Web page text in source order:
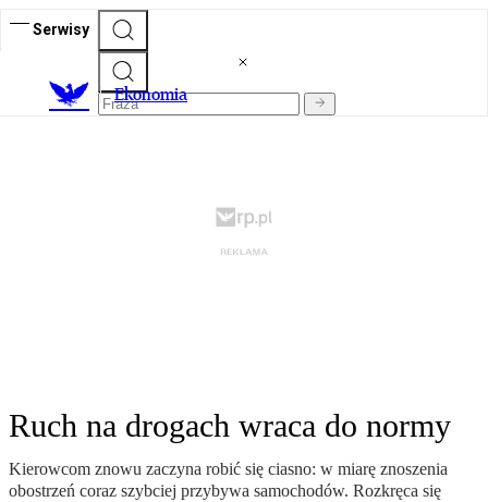
Serwisy
Ekonomia
Ruch na drogach wraca do normy
Kierowcom znowu zaczyna robić się ciasno: w miarę znoszenia
obostrzeń coraz szybciej przybywa samochodów. Rozkręca się